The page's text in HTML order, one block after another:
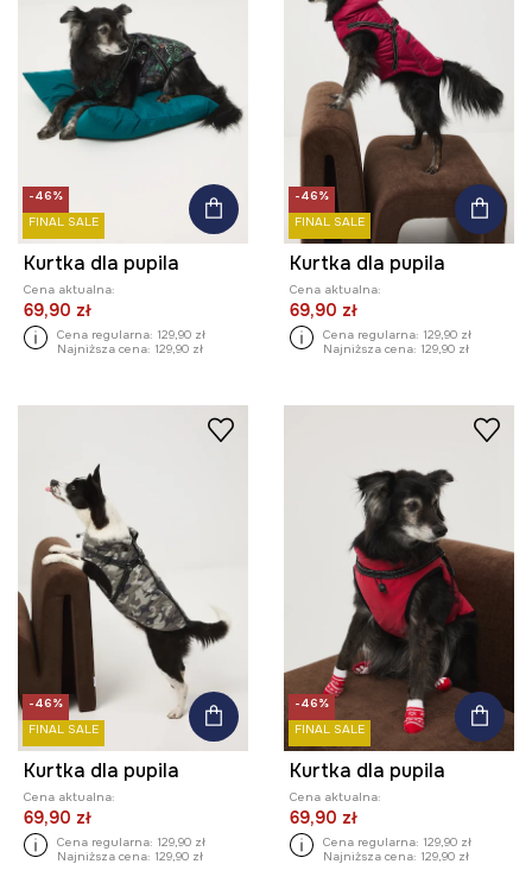
-46%
FINAL SALE
Kurtka dla pupila
Cena aktualna:
69,90 zł
Cena regularna: 129,90 zł
Najniższa cena: 129,90 zł
-46%
FINAL SALE
Kurtka dla pupila
Cena aktualna:
69,90 zł
Cena regularna: 129,90 zł
Najniższa cena: 129,90 zł
-46%
FINAL SALE
Kurtka dla pupila
Cena aktualna:
69,90 zł
Cena regularna: 129,90 zł
Najniższa cena: 129,90 zł
-46%
FINAL SALE
Kurtka dla pupila
Cena aktualna:
69,90 zł
Cena regularna: 129,90 zł
Najniższa cena: 129,90 zł